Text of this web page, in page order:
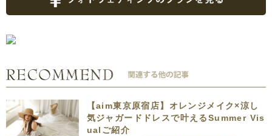
【aim東京原宿店】オレンジメイク×涼し
気ジャガードドレスで叶えるSummer Vis
ualご紹介